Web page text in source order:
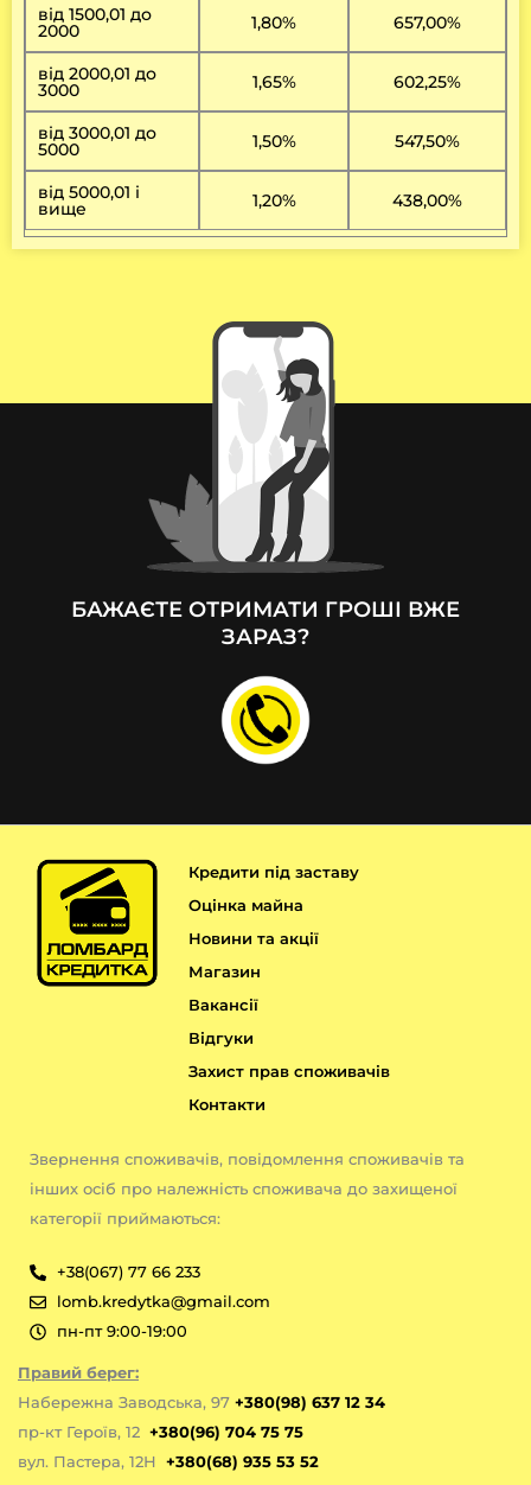
від 1500,01 до
2000 1,80% 657,00%
від 2000,01 до
3000 1,65% 602,25%
від 3000,01 до
5000 1,50% 547,50%
від 5000,01 і
вище 1,20% 438,00%
БАЖАЄТЕ ОТРИМАТИ ГРОШІ ВЖЕ
ЗАРАЗ?
Кредити під заставу
Оцінка майна
Новини та акції
Магазин
Вакансії
Відгуки
Захист прав споживачів
Контакти
Звернення споживачів, повідомлення споживачів та
інших осіб про належність споживача до захищеної
категорії приймаються:
+38(067) 77 66 233
lomb.kredytka@gmail.com
пн-пт 9:00-19:00
Правий берег:
Набережна Заводська, 97 +380(98) 637 12 34
пр-кт Героїв, 12 +380(96) 704 75 75
вул. Пастера, 12Н +380(68) 935 53 52